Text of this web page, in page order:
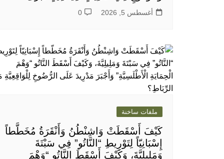
أغسطس 5, 2026 0
ملفات ساخنة
كَيْفَ أَسْقَطَتْ وَاشِنْطُنُ وَأَنْقَرَةُ مُخَطَّطاً
إِسْبَانِيّاً لِتَوْرِيطِ “النَّاتُو” فِي سَبْتَةَ
وَمَلِيلِيَّةَ، وَكَيْفَ أَسْقَطَ النَّاتُو “وَهْمَ